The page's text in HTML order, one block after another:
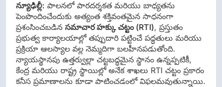
న్యూఢిల్లీ: పాలనలో పారదర్శకత మరియు బాధ్యతను
పెంపొందించేందుకు అత్యంత శక్తివంతమైన సాధనంగా
ప్రశంసించబడిన సమాచార హక్కు చట్టం (RTI), ప్రస్తుతం
ప్రభుత్వ కార్యాలయాల్లో తప్పుదారి పట్టించే పద్ధతులు మరియు
ప్రక్రియా ఆలస్యాల వల్ల నెమ్మదిగా బలహీనపడుతోంది.
న్యాయస్థానపు ఉత్తర్వుల్లా చట్టబద్ధమైన స్థానం ఉన్నప్పటికీ,
కేంద్ర మరియు రాష్ట్ర స్థాయిల్లో అనేక శాఖలు RTI చట్టం ప్రకారం
కనీస ప్రమాణాలను కూడా పాటించడంలో విఫలమవుతున్నాయి.